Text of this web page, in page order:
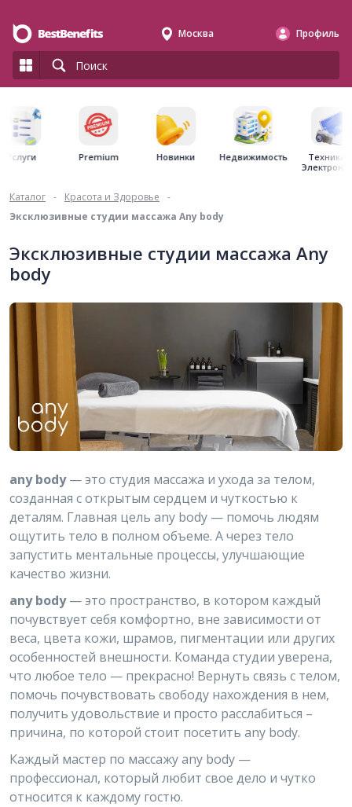
Москва Профиль
Услуги Premium Новинки Недвижимость
Техника
Каталог - Красота и Здоровье
-
Эксклюзивные студии массажа Any body
Эксклюзивные студии массажа Any
body
any body— это студия массажа и ухода за телом,
созданная с открытым сердцем и чуткостью к
деталям. Главная цель any body — помочь людям
ощутить тело в полном объеме. А через тело
запустить ментальные процессы, улучшающие
качество жизни.
any body— это пространство, в котором каждый
почувствует себя комфортно, вне зависимости от
веса, цвета кожи, шрамов, пигментации или других
особенностей внешности. Команда студии уверена,
что любое тело — прекрасно! Вернуть связь с телом,
помочь почувствовать свободу нахождения в нем,
получить удовольствие и просто расслабиться –
причина, по которой стоит посетить any body.
Каждый мастер по массажу any body —
профессионал, который любит свое дело и чутко
относится к каждому гостю.